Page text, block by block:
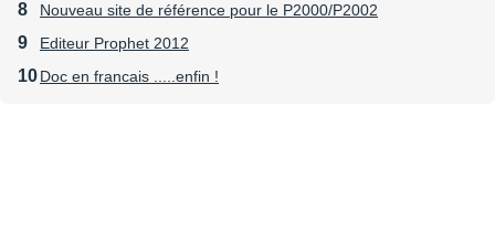
Nouveau site de référence pour le P2000/P2002
Editeur Prophet 2012
Doc en francais .....enfin !